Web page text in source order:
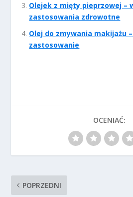
Olejek z mięty pieprzowej –
zastosowania zdrowotne
Olej do zmywania makijażu
zastosowanie
OCENIAĆ:
POPRZEDNI